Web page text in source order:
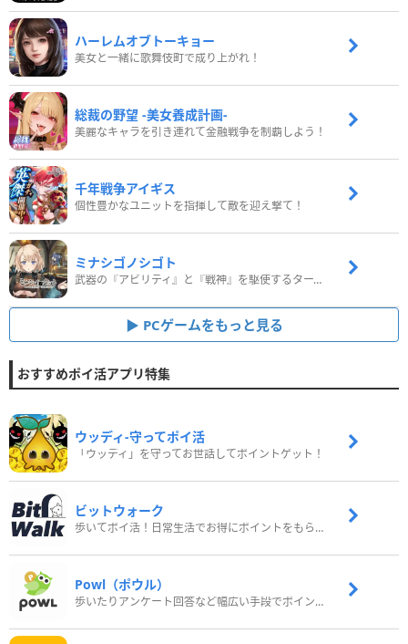
ハーレムオブトーキョー
美女と一緒に歌舞伎町で成り上がれ！
総裁の野望 -美女養成計画-
美麗なキャラを引き連れて金融戦争を制覇しよう！
千年戦争アイギス
個性豊かなユニットを指揮して敵を迎え撃て！
ミナシゴノシゴト
武器の『アビリティ』と『戦神』を駆使するターン制コマンドバトルRPG！
PCゲームをもっと見る
おすすめポイ活アプリ特集
ウッディ‐守ってポイ活
「ウッディ」を守ってお世話してポイントゲット！
ビットウォーク
歩いてポイ活！日常生活でお得にポイントをもらおう
Powl（ポウル）
歩いたりアンケート回答など幅広い手段でポイントをゲット